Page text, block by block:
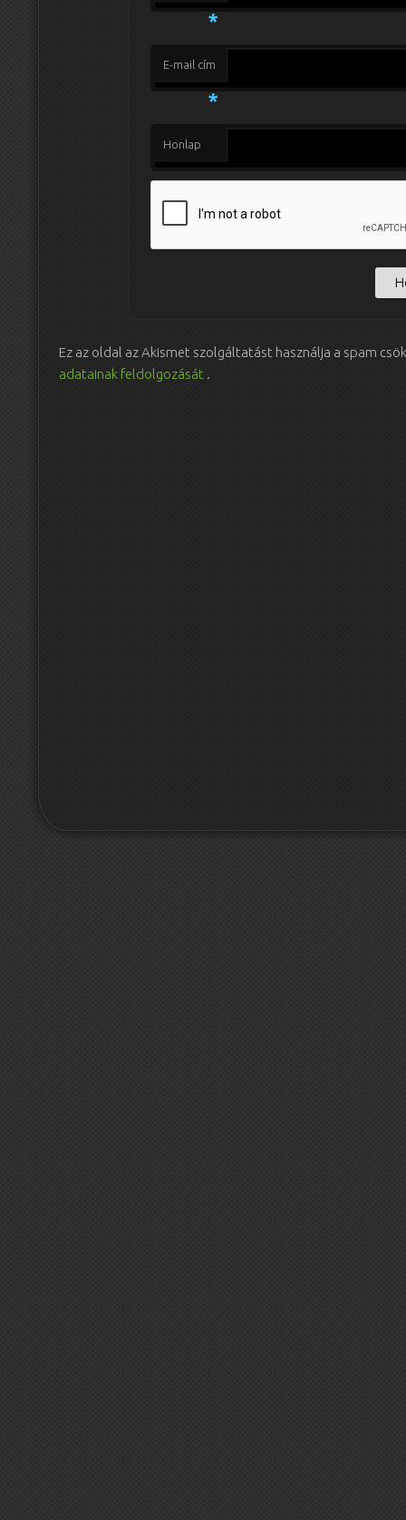
*
E-mail cím
*
Honlap
Ez az oldal az Akismet szolgáltatást használja a spam
adatainak feldolgozását .